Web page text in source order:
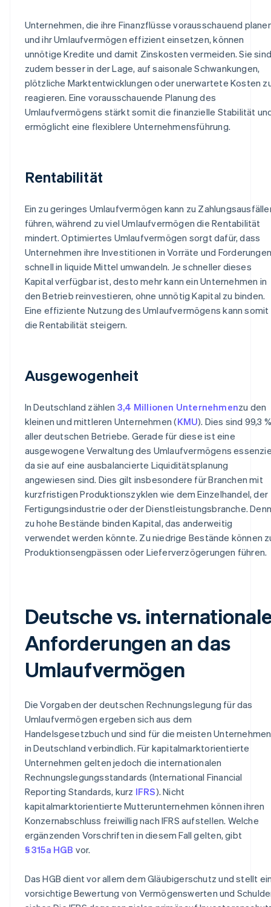
Unternehmen, die ihre Finanzflüsse vorausschauend
und ihr Umlaufvermögen effizient einsetzen, können
unnötige Kredite und damit Zinskosten vermeiden. Sie sind
zudem besser in der Lage, auf saisonale Schwankungen,
plötzliche Marktentwicklungen oder unerwartete Kosten
reagieren. Eine vorausschauende Planung des
Umlaufvermögens stärkt somit die finanzielle Stabilität
ermöglicht eine flexiblere Unternehmensführung.
Rentabilität
Ein zu geringes Umlaufvermögen kann zu
führen, während zu viel Umlaufvermögen die Rentabilität
mindert. Optimiertes Umlaufvermögen sorgt dafür, dass
Unternehmen ihre Investitionen in Vorräte und Forderungen
schnell in liquide Mittel umwandeln. Je schneller dieses
Kapital verfügbar ist, desto mehr kann ein Unternehmen in
den Betrieb reinvestieren, ohne unnötig Kapital zu binden.
Eine effiziente Nutzung des Umlaufvermögens kann somit
die Rentabilität steigern.
Ausgewogenheit
In Deutschland zählen 3,4 Millionen Unternehmenzu den
kleinen und mittleren Unternehmen (KMU). Dies sind 99,3 %
aller deutschen Betriebe. Gerade für diese ist eine
ausgewogene Verwaltung des Umlaufvermögens
da sie auf eine ausbalancierte Liquiditätsplanung
angewiesen sind. Dies gilt insbesondere für Branchen mit
kurzfristigen Produktionszyklen wie dem Einzelhandel, der
Fertigungsindustrie oder der Dienstleistungsbranche. Denn
zu hohe Bestände binden Kapital, das anderweitig
verwendet werden könnte. Zu niedrige Bestände können
Produktionsengpässen oder Lieferverzögerungen führen.
Deutsche vs.
Anforderungen an das
Umlaufvermögen
Die Vorgaben der deutschen Rechnungslegung für das
Umlaufvermögen ergeben sich aus dem
Handelsgesetzbuch und sind für die meisten Unternehmen
in Deutschland verbindlich. Für kapitalmarktorientierte
Unternehmen gelten jedoch die internationalen
Rechnungslegungsstandards (International Financial
Reporting Standards, kurz IFRS). Nicht
kapitalmarktorientierte Mutterunternehmen können ihren
Konzernabschluss freiwillig nach IFRS aufstellen. Welche
ergänzenden Vorschriften in diesem Fall gelten, gibt
§ 315a HGB vor.
Das HGB dient vor allem dem Gläubigerschutz und stellt
vorsichtige Bewertung von Vermögenswerten und